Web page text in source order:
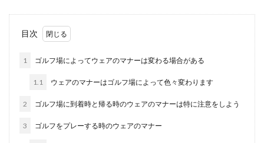
No Image
初心者女性だからこそゴルフウェアで
これからコースデビューを控えている初心者女性
いのか、...
ゴルフ初心者女子は見た目でゴルフク
目次
1 ゴルフ場によってウェアのマナーは変わる場合がある
1.1 ウェアのマナーはゴルフ場によって色々変わります
2 ゴルフ場に到着時と帰る時のウェアのマナーは特に注意をしよう
3 ゴルフをプレーする時のウェアのマナー